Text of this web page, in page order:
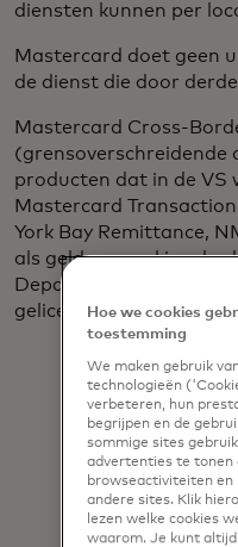
diensten kunnen per
Mastercard doet geen
de dienst die door
Mastercard Cross-
(grensoverschreidende
producten dat in de VS
Mastercard
York Bay Remittance,
als
Department of
gelicentieerdeHoe we cookies
toestemming
We maken gebruik
technologieën
verbeteren, hun
begrijpen en de
sommige sites
advertenties te tonen
browseactiviteiten en
andere sites. Klik
lezen welke cookies
waarom. Je kunt